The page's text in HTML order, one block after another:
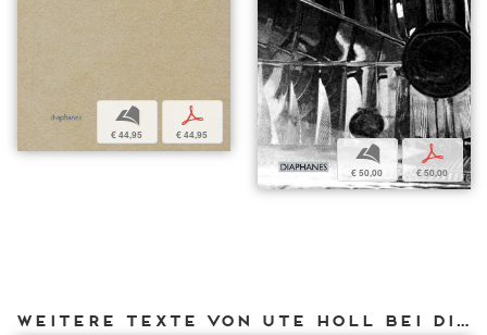
b
€ 44,95
p
€ 44,95
b
€ 50,00
p
€ 50,00
Weitere Texte von Ute Holl bei DIAPHANES